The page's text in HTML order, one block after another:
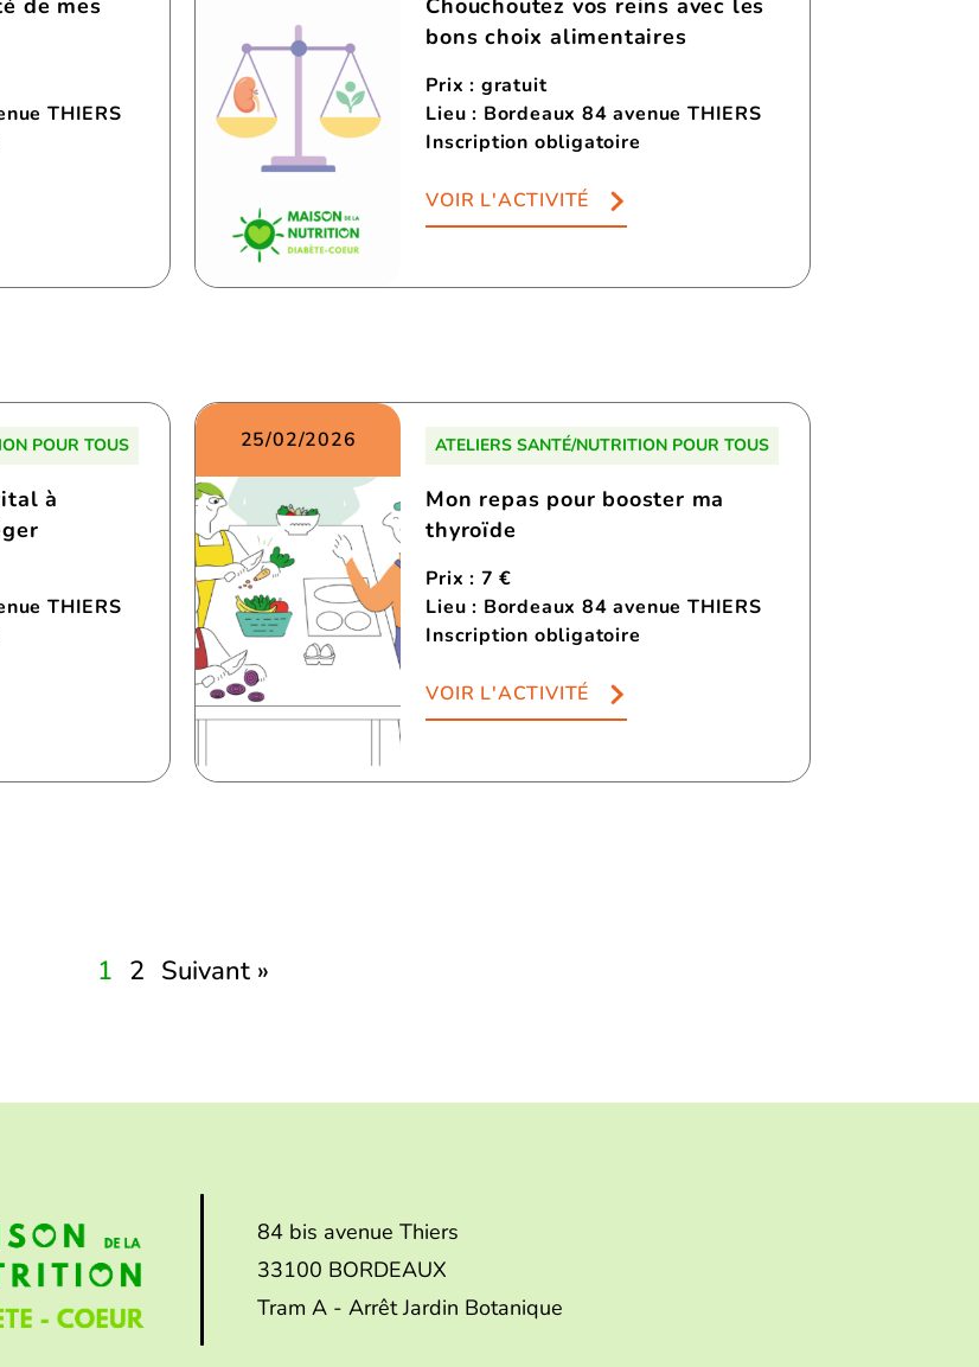
THIERS
bons choix alimentaires
Prix : gratuit
Lieu : Bordeaux 84 avenue THIERS
Inscription obligatoire
VOIR L'ACTIVITÉ
POUR TOUS
à
THIERS
25/02/2026 ATELIERS SANTÉ/NUTRITION POUR TOUS
Mon repas pour booster ma
thyroïde
Prix : 7 €
Lieu : Bordeaux 84 avenue THIERS
Inscription obligatoire
VOIR L'ACTIVITÉ
1 2 Suivant »
84 bis avenue Thiers
33100 BORDEAUX
Tram A - Arrêt Jardin Botanique